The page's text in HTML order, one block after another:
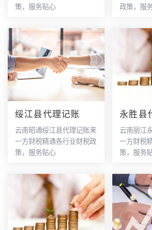
策，服务贴心
政策，服
绥江县代理记账
云南昭通绥江县代理记账来
一方财税精通各行业财税政
策，服务贴心
永胜县
云南丽江
一方财税
策，服务